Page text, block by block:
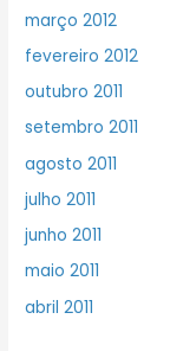
março 2012
fevereiro 2012
outubro 2011
setembro 2011
agosto 2011
julho 2011
junho 2011
maio 2011
abril 2011